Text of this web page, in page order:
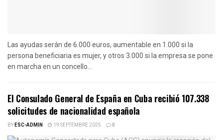
Las ayudas serán de 6.000 euros, aumentable en 1.000 si la
persona beneficiaria es mujer, y otros 3.000 si la empresa se pone
en marcha en un concello...
El Consulado General de España en Cuba recibió 107.338
solicitudes de nacionalidad española
BYESC-ADMIN 19 SEPTEMBRE 2025 0